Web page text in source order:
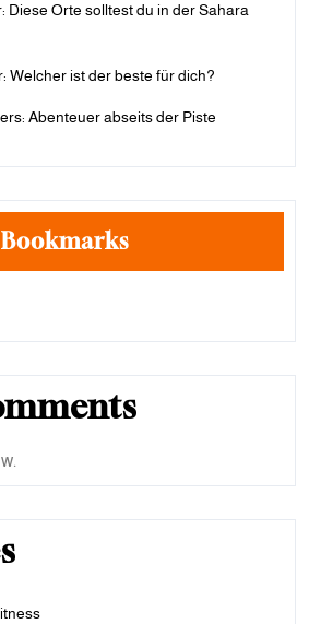
Diese Orte solltest du in der Sahara
Welcher ist der beste für dich?
Abenteuer abseits der Piste
Bookmarks